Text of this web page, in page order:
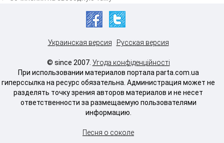
Украинская версия Русская версия
© since 2007. Угода конфіденційності
При использовании материалов портала parta.com.ua
гиперссылка на ресурс обязательна. Администрация может не
разделять точку зрения авторов материалов и не несет
ответственности за размещаемую пользователями
информацию.
Песня о соколе